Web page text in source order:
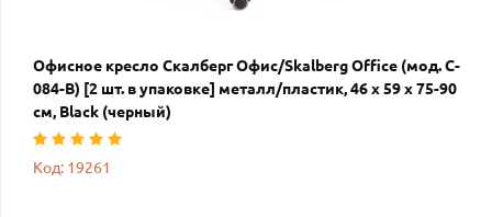
Офисное кресло Скалберг Офис/Skalberg Office (мод. C-
084-B) [2 шт. в упаковке] металл/пластик, 46 х 59 х 75-90
см, Black (черный)
Код: 19261